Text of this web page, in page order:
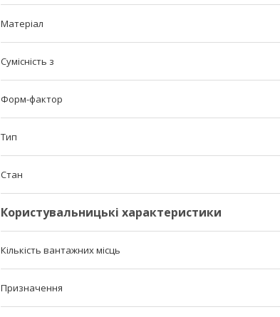
Матеріал
Сумісність з
Форм-фактор
Тип
Стан
Користувальницькі характеристики
Кількість вантажних місць
Призначення